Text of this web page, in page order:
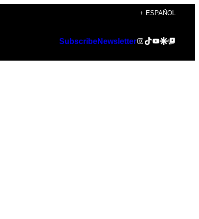
+ ESPAÑOL
SubscribeNewsletterInstagram
TikTok
YouTube
Google Discover
Google Top Posts